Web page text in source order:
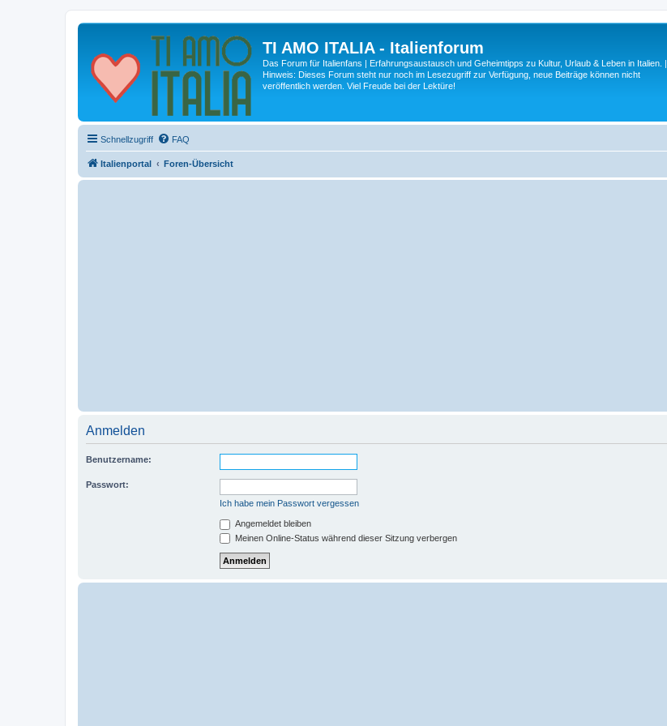
TI AMO ITALIA - Italienforum
Das Forum für Italienfans | Erfahrungsaustausch und Geheimtipps zu Kultur, Urlaub & Leben in Italien. |
Hinweis: Dieses Forum steht nur noch im Lesezugriff zur Verfügung, neue Beiträge können nicht
veröffentlich werden. Viel Freude bei der Lektüre!
Schnellzugriff FAQ
Italienportal Foren-Übersicht
Anmelden
Benutzername:
Passwort:
Ich habe mein Passwort vergessen
Angemeldet bleiben
Meinen Online-Status während dieser Sitzung verbergen